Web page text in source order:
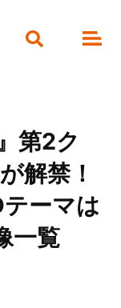
第2ク
解禁！
ーマは
一覧